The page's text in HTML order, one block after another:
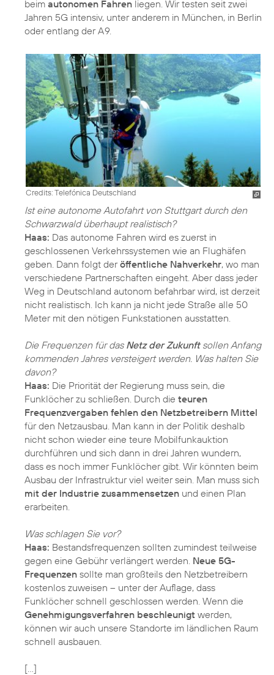
beim autonomen Fahren liegen. Wir testen seit zwei
Jahren 5G intensiv, unter anderem in München, in Berlin
oder entlang der A 9.
Credits: Telefónica Deutschland
Ist eine autonome Autofahrt von Stuttgart durch den
Schwarzwald überhaupt realistisch?
Haas: Das autonome Fahren wird es zuerst in
geschlossenen Verkehrssystemen wie an Flughäfen
geben. Dann folgt deröffentliche Nahverkehr, wo man
verschiedene Partnerschaften eingeht. Aber dass jeder
Weg in Deutschland autonom befahrbar wird, ist derzeit
nicht realistisch. Ich kann ja nicht jede Straße alle 50
Meter mit den nötigen Funkstationen ausstatten.
Die Frequenzen für das Netz der Zukunftsollen Anfang
kommenden Jahres versteigert werden. Was halten Sie
davon?
Haas: Die Priorität der Regierung muss sein, die
Funklöcher zu schließen. Durch die teuren
Frequenzvergaben fehlen den Netzbetreibern Mittel
für den Netzausbau. Man kann in der Politik deshalb
nicht schon wieder eine teure Mobilfunkauktion
durchführen und sich dann in drei Jahren wundern,
dass es noch immer Funklöcher gibt. Wir könnten beim
Ausbau der Infrastruktur viel weiter sein. Man muss sich
mit der Industrie zusammensetzen und einen Plan
erarbeiten.
Was schlagen Sie vor?
Haas: Bestandsfrequenzen sollten zumindest teilweise
gegen eine Gebühr verlängert werden. Neue 5G-
Frequenzen sollte man großteils den Netzbetreibern
kostenlos zuweisen – unter der Auflage, dass
Funklöcher schnell geschlossen werden. Wenn die
Genehmigungsverfahren beschleunigt werden,
können wir auch unsere Standorte im ländlichen Raum
schnell ausbauen.
[…]